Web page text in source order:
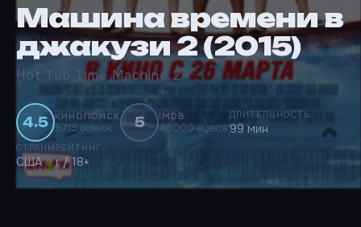
Машина времени в
джакузи 2 (2015)
Hot Tub Time Machine 2
4.5 КИНОПОИСК
9719 оценок 5 IMDB
45000 оценок
ДЛИТЕЛЬНОСТЬ
99 мин
СТРАНЫ
США
РЕЙТИНГ
r / 18+